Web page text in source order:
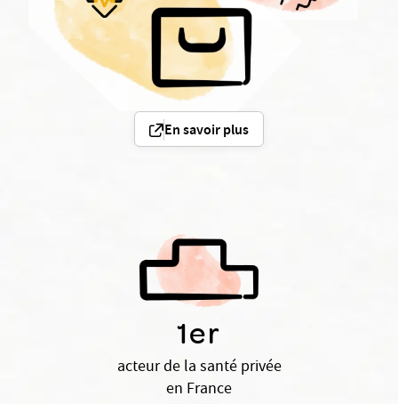
En savoir plus
1er
acteur de la santé privée
en France